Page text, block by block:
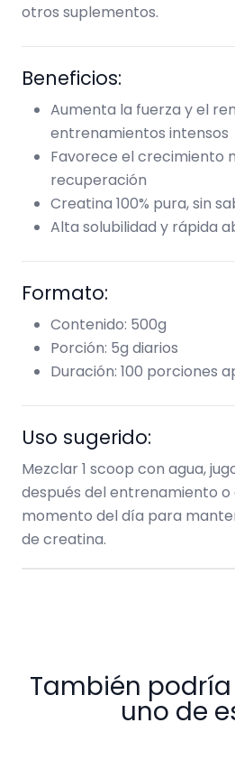
otros suplementos.
Beneficios:
Aumenta la fuerza y el
entrenamientos intensos
Favorece el crecimiento
recuperación
Creatina 100% pura, sin
Alta solubilidad y rápida
Formato:
Contenido: 500g
Porción: 5g diarios
Duración: 100 porciones
Uso sugerido:
Mezclar 1 scoop con agua,
después del entrenamiento o
momento del día para
de creatina.
También
uno de